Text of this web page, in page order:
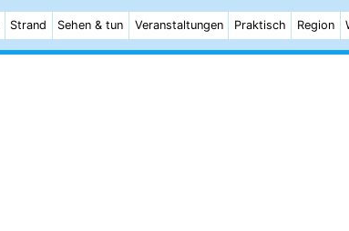
Strand Sehen & tun Veranstaltungen Praktisch Region